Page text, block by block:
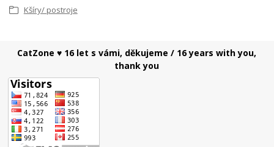
Kšíry/ postroje
CatZone ♥ 16 let s vámi, děkujeme / 16 years with you,
thank you